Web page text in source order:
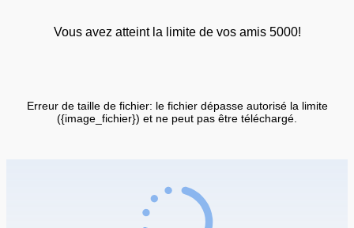
Vous avez atteint la limite de vos amis 5000!
Erreur de taille de fichier: le fichier dépasse autorisé la limite
({image_fichier}) et ne peut pas être téléchargé.